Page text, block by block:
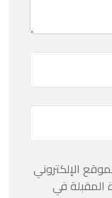
الإلكتروني
المقبلة في